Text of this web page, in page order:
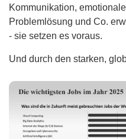
Kommunikation,
Problemlösung und Co.
- sie setzen es voraus.
Und durch den starken,